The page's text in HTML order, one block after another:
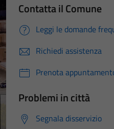
Contatta il Comune
Leggi le domande
Richiedi assistenza
Prenota
Problemi in città
Segnala disservizio